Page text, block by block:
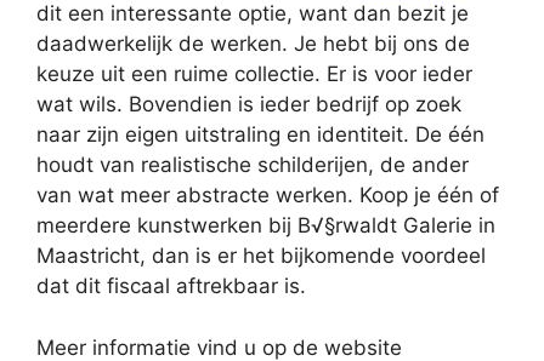
dit een interessante optie, want dan bezit je
daadwerkelijk de werken. Je hebt bij ons de
keuze uit een ruime collectie. Er is voor ieder
wat wils. Bovendien is ieder bedrijf op zoek
naar zijn eigen uitstraling en identiteit. De één
houdt van realistische schilderijen, de ander
van wat meer abstracte werken. Koop je één of
meerdere kunstwerken bij B√§rwaldt Galerie in
Maastricht, dan is er het bijkomende voordeel
dat dit fiscaal aftrekbaar is.
Meer informatie vind u op de website